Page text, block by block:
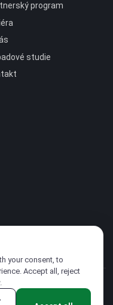
program
studie
vyhrazena
your consent, to
Accept all, reject